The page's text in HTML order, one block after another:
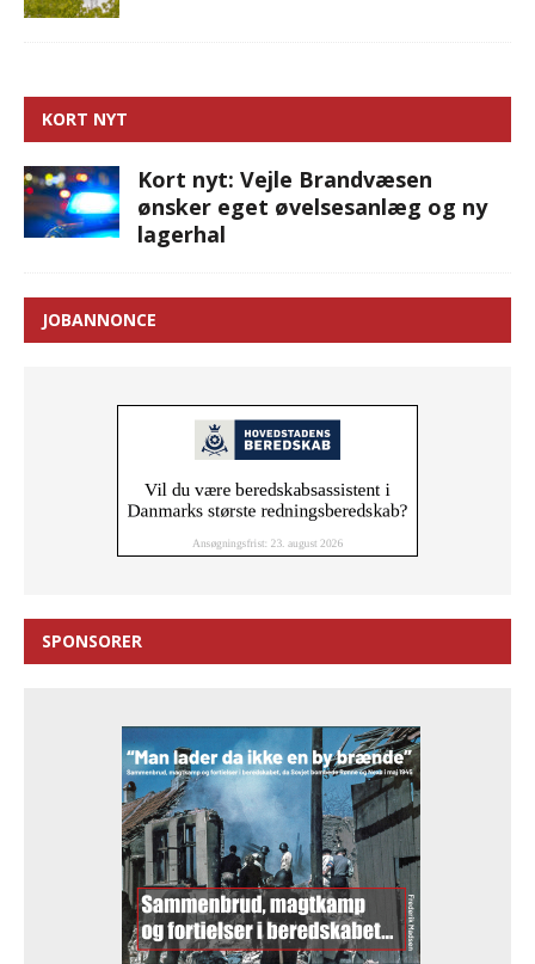
KORT NYT
Kort nyt: Vejle Brandvæsen
ønsker eget øvelsesanlæg og ny
lagerhal
JOBANNONCE
SPONSORER